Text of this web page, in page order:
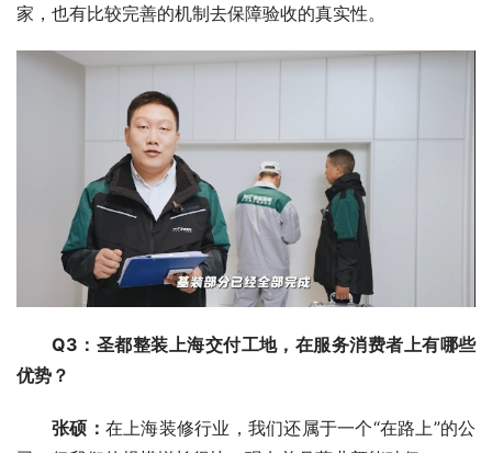
家，也有比较完善的机制去保障验收的真实性。
Q3：圣都整装上海交付工地，在服务消费者上有哪些
优势？
张硕： 在上海装修行业，我们还属于一个“在路上”的公